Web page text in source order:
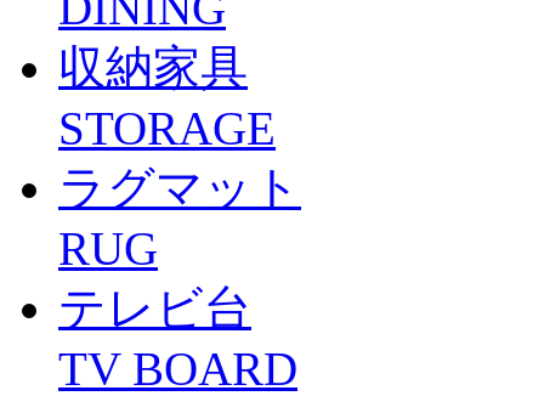
収納家具
STORAGE
ラグマット
RUG
テレビ台
TV BOARD